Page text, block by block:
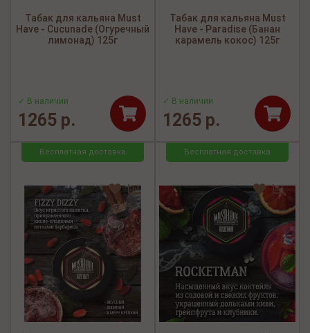
Табак для кальяна Must
Have - Cucunade (Огуречный
лимонад) 125г
✓ В наличии
1265 р.
Табак для кальяна Must
Have - Paradise (Банан
карамель кокос) 125г
✓ В наличии
1265 р.
Бесплатная доставка Бесплатная доставка